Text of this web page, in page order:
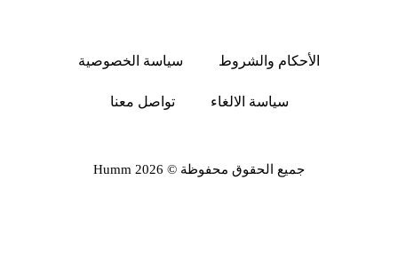
الأحكام والشروط سياسة الخصوصية
سياسة الالغاء تواصل معنا
جميع الحقوق محفوظة © Humm 2026